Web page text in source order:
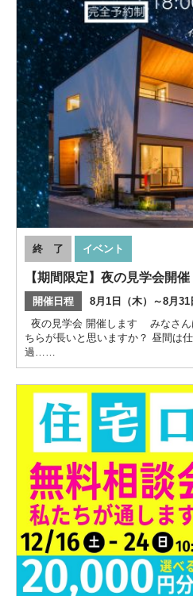
終 了 イベント
【期間限定】夜の見学会開催
開催日程
8月1日（木）～8月31
夜の見学会 開催します みなさん
ちらが長いと思いますか？ 昼間は
過……